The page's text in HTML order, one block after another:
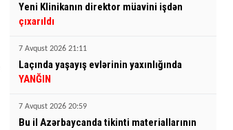
Yeni Klinikanın direktor müavini işdən
çıxarıldı
7 Avqust 2026 21:11
Laçında yaşayış evlərinin yaxınlığında
YANĞIN
7 Avqust 2026 20:59
Bu il Azərbaycanda tikinti materiallarının